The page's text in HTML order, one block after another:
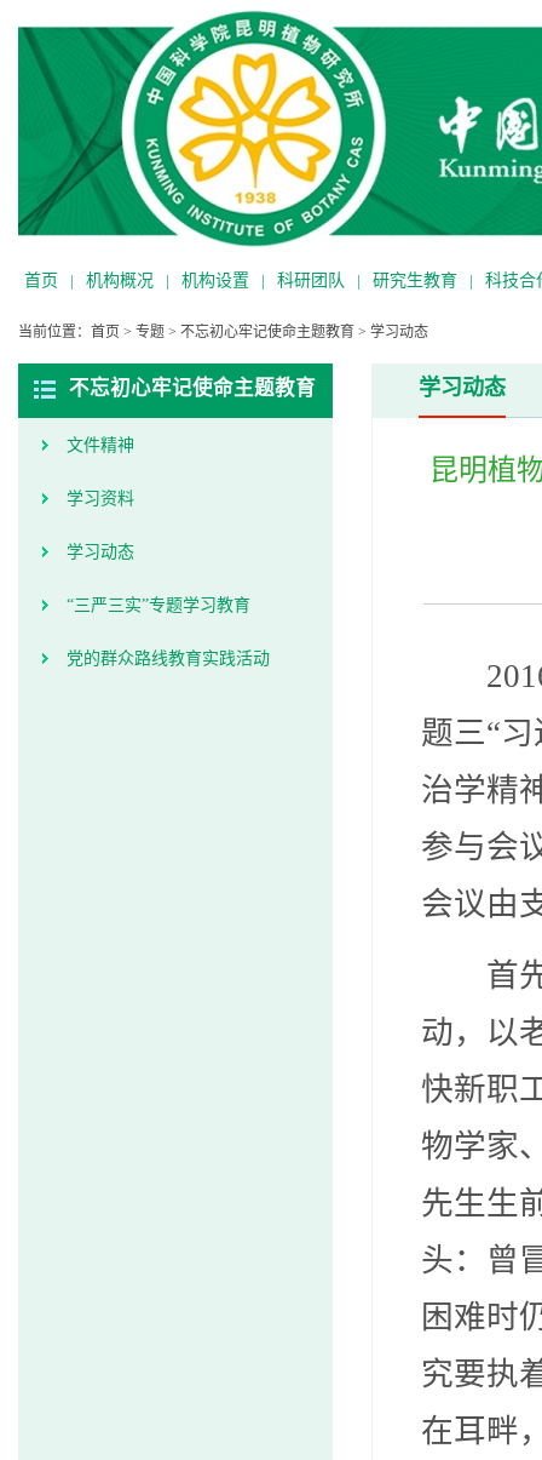
首页 | 机构概况 | 机构设置 | 科研团队 | 研究生教育 | 科技合
当前位置： 首页 > 专题 > 不忘初心牢记使命主题教育 > 学习动态
不忘初心牢记使命主题教育
文件精神
学习资料
学习动态
“三严三实”专题学习教育
党的群众路线教育实践活动
学习动态
昆明植
题三“
治学精
参与会
会议由
首
动，以
快新职
物学家
先生生
头：曾
困难时
究要执
在耳畔